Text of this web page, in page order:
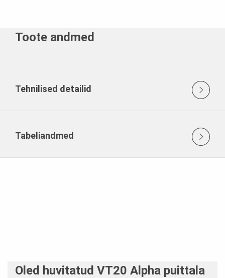
Toote andmed
Tehnilised detailid
Tabeliandmed
Oled huvitatud VT20 Alpha puittala